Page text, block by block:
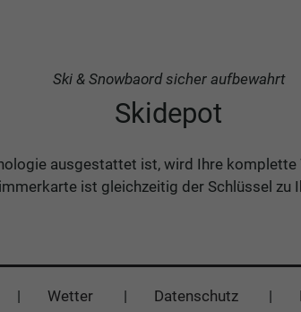
Ski & Snowbaord sicher aufbewahrt
Skidepot
ausgestattet ist, wird Ihre
ist gleichzeitig der Schlüssel zu
Wetter Datenschutz